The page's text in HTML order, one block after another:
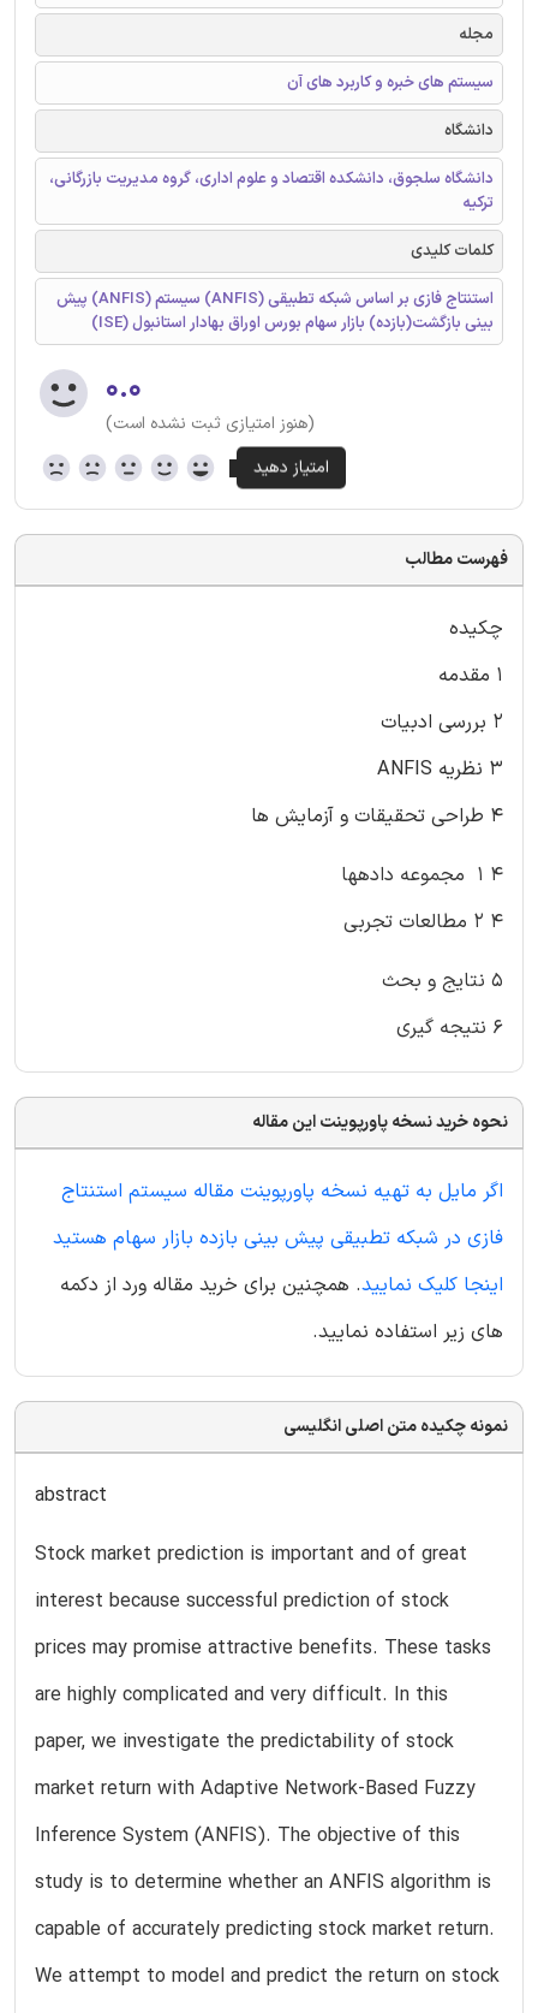
مجله
سیستم های خبره و کاربرد های آن
دانشگاه
دانشگاه سلجوق، دانشکده اقتصاد و علوم اداری، گروه مدیریت بازرگانی،
ترکیه
کلمات کلیدی
استنتاج فازی بر اساس شبکه تطبیقی (ANFIS) سیستم (ANFIS) پیش
بینی بازگشت(بازده) بازار سهام بورس اوراق بهادار استانبول (ISE)
۰.۰
(هنوز امتیازی ثبت نشده است)
فهرست مطالب
چکیده
۱ مقدمه
۲ بررسی ادبیات
۳ نظریه ANFIS
۴ طراحی تحقیقات و آزمایش ها
۴ ۱ مجموعه دادهها
۴ ۲ مطالعات تجربی
۵ نتایج و بحث
۶ نتیجه گیری
نحوه خرید نسخه پاورپوینت این مقاله
اگر مایل به تهیه نسخه پاورپوینت مقاله سیستم استنتاج
فازی در شبکه تطبیقی پیش بینی بازده بازار سهام هستید
اینجا کلیک نمایید. همچنین برای خرید مقاله ورد از دکمه
های زیر استفاده نمایید.
نمونه چکیده متن اصلی انگلیسی
abstract
Stock market prediction is important and of great
interest because successful prediction of stock
prices may promise attractive benefits. These tasks
are highly complicated and very difficult. In this
paper, we investigate the predictability of stock
market return with Adaptive Network-Based Fuzzy
Inference System (ANFIS). The objective of this
study is to determine whether an ANFIS algorithm is
capable of accurately predicting stock market return.
We attempt to model and predict the return on stock